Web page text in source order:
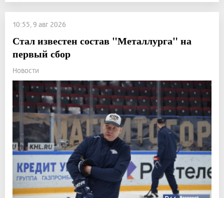
10:55, 9 авг 2026
Стал известен состав "Металлурга" на
первый сбор
Новости